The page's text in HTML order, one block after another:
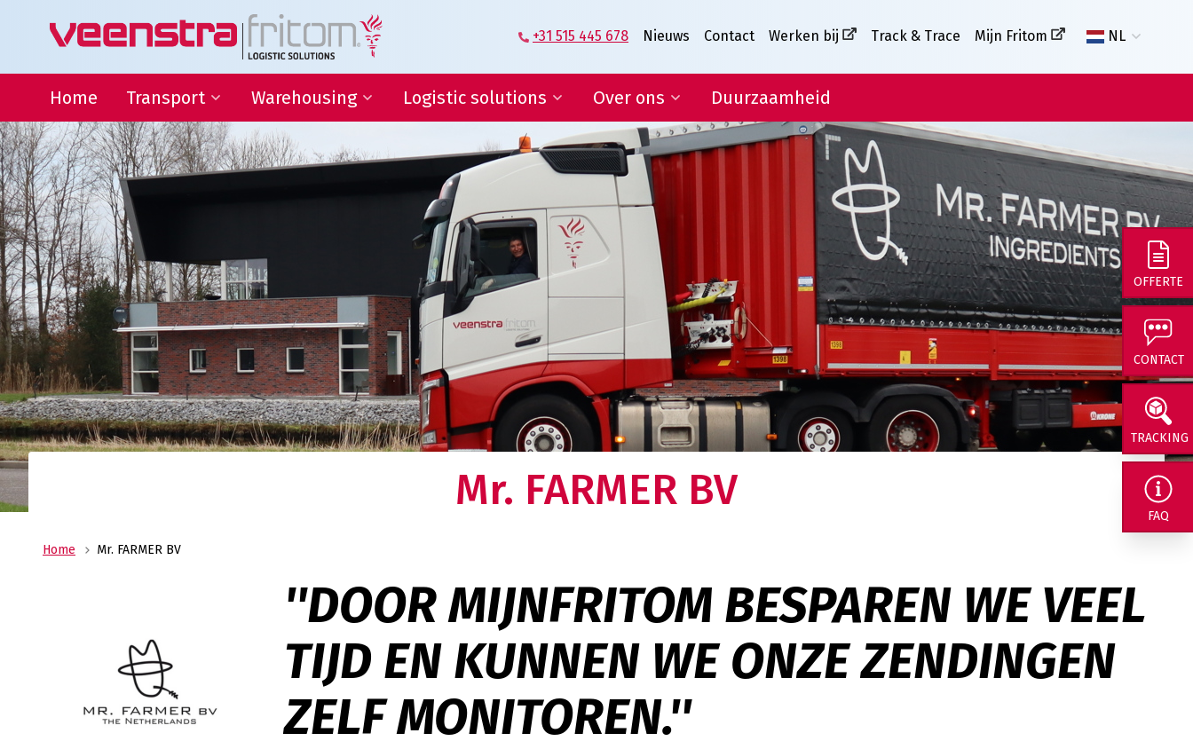
+31 515 445 678 Nieuws Contact Werken bij Track & Trace Mijn Fritom NL
Home Transport
Binnenlandse distributie
Internationaal transport
Transport Frankrijk
Transport Duitsland
Forwarding
Afwijkende maten transport
Transport gevaarlijke stoffen
Thermo transport
Warehousing
Warehousing
Locatie Heeg
Logistic solutions
Supplier logistics
Logistics engineering
E-fulfilment
IT-diensten en rapportages
Logistic solutions
Geen omkijken meer naar uw logistieke keten. Dat
wilt u toch ook?
Over ons
Het verhaal van
Veenstra|Fritom
Wat ons beweegt
Vacatures
Lean & Green
Certificeringen
Over ons
Weten wat ons drijft en nieuwsgierig naar ons
verhaal?
Duurzaamheid
OFFERTE
CONTACT
TRACKING
FAQ
Mr. FARMER BV
Home Mr. FARMER BV
''DOOR MIJNFRITOM BESPAREN WE VEEL
TIJD EN KUNNEN WE ONZE ZENDINGEN
ZELF MONITOREN.''